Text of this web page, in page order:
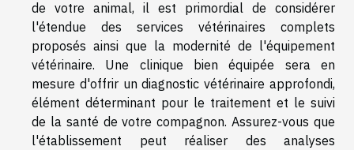
de votre animal, il est primordial de considérer
l'étendue des services vétérinaires complets
proposés ainsi que la modernité de l'équipement
vétérinaire. Une clinique bien équipée sera en
mesure d'offrir un diagnostic vétérinaire approfondi,
élément déterminant pour le traitement et le suivi
de la santé de votre compagnon. Assurez-vous que
l'établissement peut réaliser des analyses